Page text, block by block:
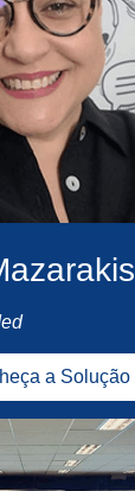
a Solução